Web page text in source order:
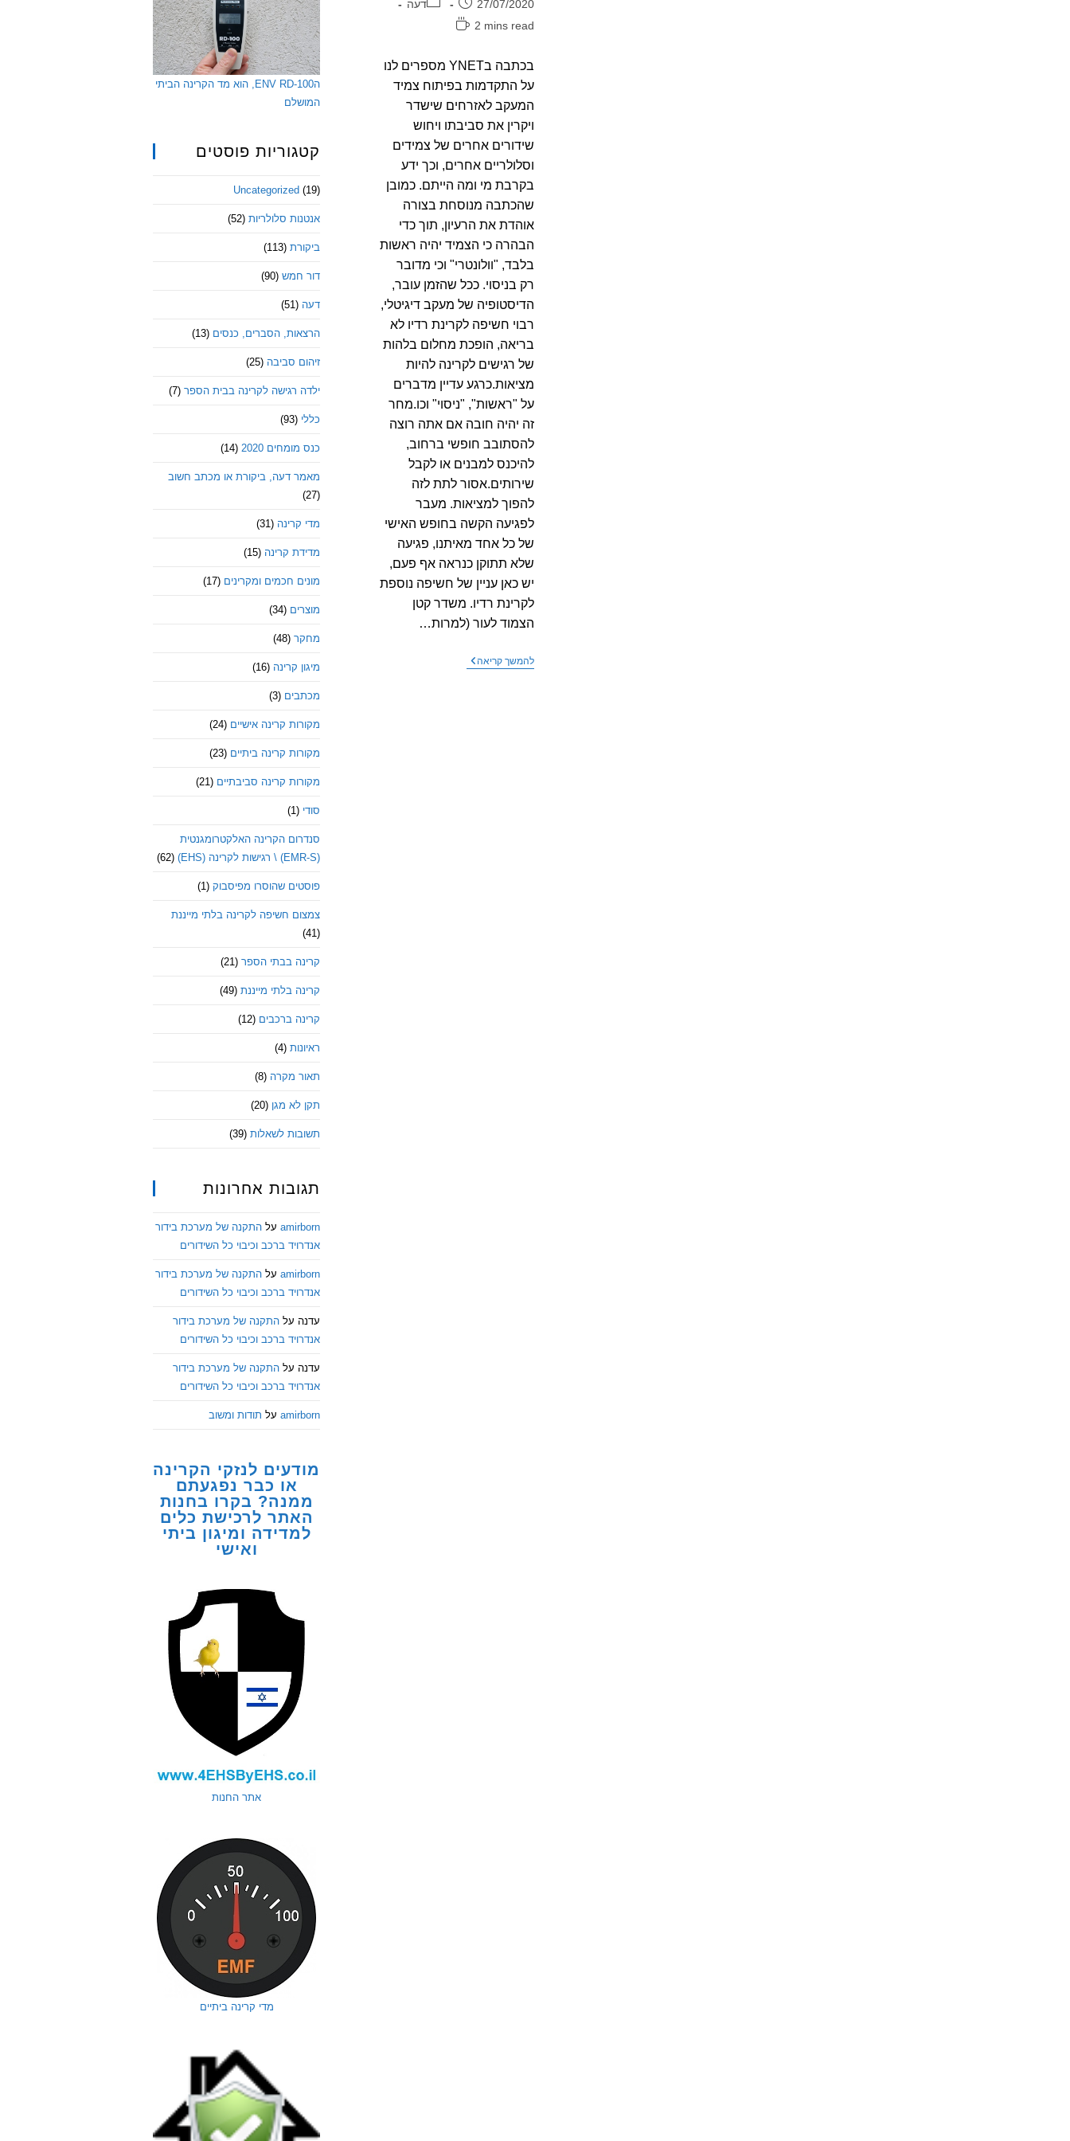
הENV RD-100, הוא מד הקרינה הביתי
המושלם
קטגוריות פוסטים
Uncategorized (19)
אנטנות סלולריות (52)
ביקורת (113)
דור חמש (90)
דעה (51)
הרצאות, הסברים, כנסים (13)
זיהום סביבה (25)
ילדה רגישה לקרינה בבית הספר (7)
כללי (93)
כנס מומחים 2020 (14)
מאמר דעה, ביקורת או מכתב חשוב
(27)
מדי קרינה (31)
מדידת קרינה (15)
מונים חכמים ומקרינים (17)
מוצרים (34)
מחקר (48)
מיגון קרינה (16)
מכתבים (3)
מקורות קרינה אישיים (24)
מקורות קרינה ביתיים (23)
מקורות קרינה סביבתיים (21)
סודי (1)
סנדרום הקרינה האלקטרומגנטית
(EMR-S) \ רגישות לקרינה (EHS)
(62)
פוסטים שהוסרו מפיסבוק (1)
צמצום חשיפה לקרינה בלתי מייננת
(41)
קרינה בבתי הספר (21)
קרינה בלתי מייננת (49)
קרינה ברכבים (12)
ראיונות (4)
תאור מקרה (8)
תקן לא מגן (20)
תשובות לשאלות (39)
תגובות אחרונות
amirborn על התקנה של מערכת בידור
אנדרויד ברכב וכיבוי כל השידורים
amirborn על התקנה של מערכת בידור
אנדרויד ברכב וכיבוי כל השידורים
עדנה על התקנה של מערכת בידור
אנדרויד ברכב וכיבוי כל השידורים
עדנה על התקנה של מערכת בידור
אנדרויד ברכב וכיבוי כל השידורים
amirborn על תודות ומשוב
מודעים לנזקי הקרינה
או כבר נפגעתם
ממנה? בקרו בחנות
האתר לרכישת כלים
למדידה ומיגון ביתי
ואישי
אתר החנות
מדי קרינה ביתיים
27/07/2020
דעה
זמן
2 mins read
בכתבה בYNET מספרים לנו
על התקדמות בפיתוח צמיד
המעקב לאזרחים שישדר
ויקרין את סביבתו ויחוש
שידורים אחרים של צמידים
וסלולריים אחרים, וכך ידע
בקרבת מי ומה הייתם. כמובן
שהכתבה מנוסחת בצורה
אוהדת את הרעיון, תוך כדי
הבהרה כי הצמיד יהיה ראשות
בלבד, "וולונטרי" וכי מדובר
רק בניסוי. ככל שהזמן עובר,
הדיסטופיה של מעקב דיגיטלי,
רבוי חשיפה לקרינת רדיו לא
בריאה, הופכת מחלום בלהות
של רגישים לקרינה להיות
מציאות.כרגע עדיין מדברים
על "ראשות", "ניסוי" וכו.מחר
זה יהיה חובה אם אתה רוצה
להסתובב חופשי ברחוב,
להיכנס למבנים או לקבל
שירותים.אסור לתת לזה
להפוך למציאות. מעבר
לפגיעה הקשה בחופש האישי
של כל אחד מאיתנו, פגיעה
שלא תתוקן כנראה אף פעם,
יש כאן עניין של חשיפה נוספת
לקרינת רדיו. משדר קטן
הצמוד לעור (למרות…
להמשך קריאהויינט